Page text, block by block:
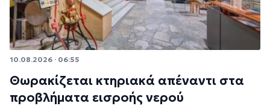
10.08.2026 · 06:55
Θωρακίζεται κτηριακά απέναντι στα
προβλήματα εισροής νερού